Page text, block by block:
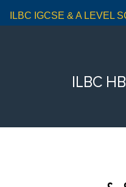
ILBC
ILBC IGCSE & A LEVEL